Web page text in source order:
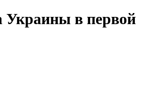
Украины в первой